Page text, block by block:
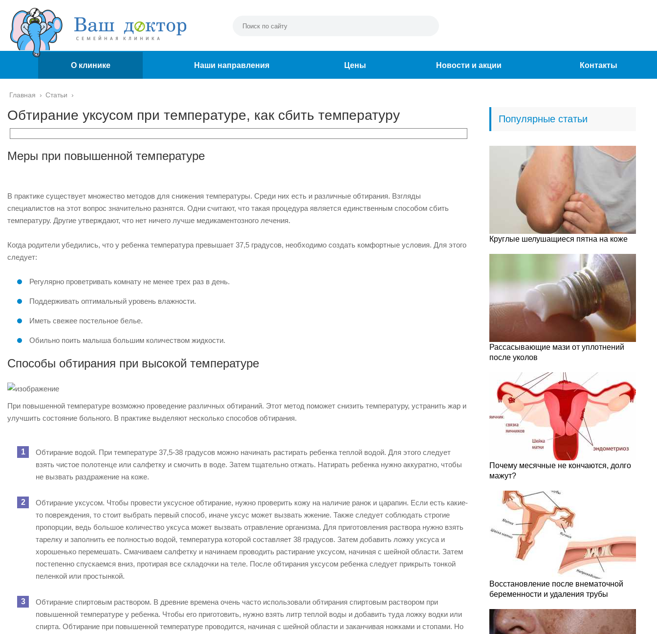
О клинике Наши направления Цены Новости и акции Контакты
Главная › Статьи ›
Обтирание уксусом при температуре, как сбить температуру
Меры при повышенной температуре
В практике существует множество методов для снижения температуры. Среди них есть и различные обтирания. Взгляды
специалистов на этот вопрос значительно разнятся. Одни считают, что такая процедура является единственным способом сбить
температуру. Другие утверждают, что нет ничего лучше медикаментозного лечения.
Когда родители убедились, что у ребенка температура превышает 37,5 градусов, необходимо создать комфортные условия. Для этого
следует:
Регулярно проветривать комнату не менее трех раз в день.
Поддерживать оптимальный уровень влажности.
Иметь свежее постельное белье.
Обильно поить малыша большим количеством жидкости.
Способы обтирания при высокой температуре
При повышенной температуре возможно проведение различных обтираний. Этот метод поможет снизить температуру, устранить жар и
улучшить состояние больного. В практике выделяют несколько способов обтирания.
Обтирание водой. При температуре 37,5-38 градусов можно начинать растирать ребенка теплой водой. Для этого следует
взять чистое полотенце или салфетку и смочить в воде. Затем тщательно отжать. Натирать ребенка нужно аккуратно, чтобы
не вызвать раздражение на коже.
Обтирание уксусом. Чтобы провести уксусное обтирание, нужно проверить кожу на наличие ранок и царапин. Если есть какие-
то повреждения, то стоит выбрать первый способ, иначе уксус может вызвать жжение. Также следует соблюдать строгие
пропорции, ведь большое количество уксуса может вызвать отравление организма. Для приготовления раствора нужно взять
тарелку и заполнить ее полностью водой, температура которой составляет 38 градусов. Затем добавить ложку уксуса и
хорошенько перемешать. Смачиваем салфетку и начинаем проводить растирание уксусом, начиная с шейной области. Затем
постепенно спускаемся вниз, протирая все складочки на теле. После обтирания уксусом ребенка следует прикрыть тонкой
пеленкой или простынкой.
Обтирание спиртовым раствором. В древние времена очень часто использовали обтирания спиртовым раствором при
повышенной температуре у ребенка. Чтобы его приготовить, нужно взять литр теплой воды и добавить туда ложку водки или
спирта. Обтирание при повышенной температуре проводится, начиная с шейной области и заканчивая ножками и стопами. Но
Популярные статьи
Круглые шелушащиеся пятна на коже
Рассасывающие мази от уплотнений
после уколов
Почему месячные не кончаются, долго
мажут?
Восстановление после внематочной
беременности и удаления трубы